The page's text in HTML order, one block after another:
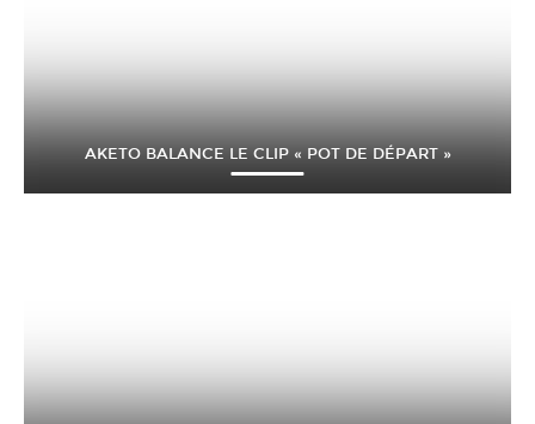
AKETO BALANCE LE CLIP « POT DE DÉPART »